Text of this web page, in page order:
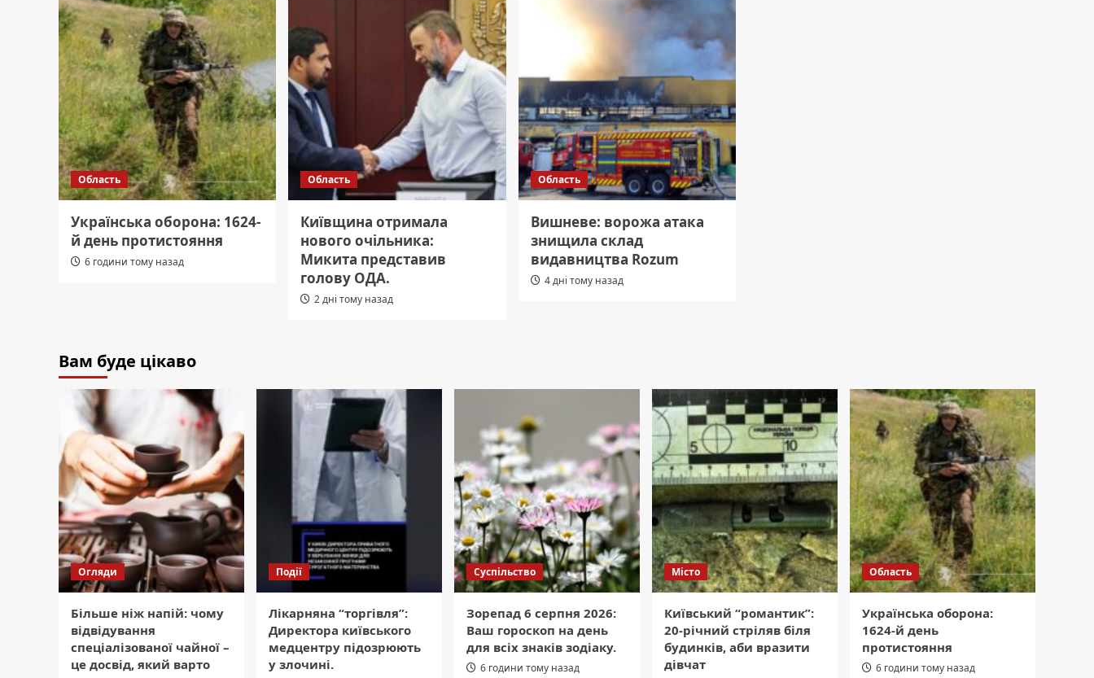
Область
Українська оборона: 1624-
й день протистояння
6 години тому назад
Область
Київщина отримала
нового очільника:
Микита представив
голову ОДА.
2 дні тому назад
Область
Вишневе: ворожа атака
знищила склад
видавництва Rozum
4 дні тому назад
Вам буде цікаво
Огляди
Більше ніж напій: чому
відвідування
спеціалізованої чайної –
це досвід, який варто
Події
Лікарняна “торгівля”:
Директора київського
медцентру підозрюють
у злочині.
Суспільство
Зорепад 6 серпня 2026:
Ваш гороскоп на день
для всіх знаків зодіаку.
6 години тому назад
Місто
Київський “романтик”:
20-річний стріляв біля
будинків, аби вразити
дівчат
Область
Українська оборона:
1624-й день
протистояння
6 години тому назад